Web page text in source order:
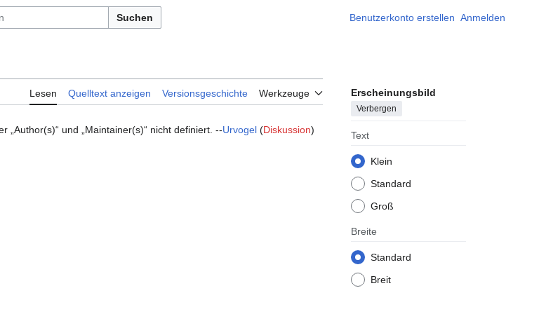
Suchen Benutzerkonto erstellen Anmelden
Lesen Quelltext anzeigen Versionsgeschichte Werkzeuge Erscheinungsbild
Verbergen
Text
Klein
Standard
Groß
Breite
Standard
Breit
„Author(s)“ und „Maintainer(s)“ nicht definiert. --Urvogel (Diskussion)